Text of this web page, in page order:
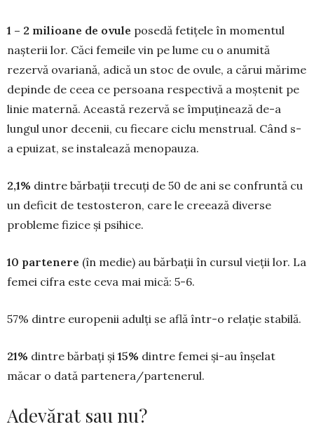
1 – 2 milioane de ovule posedă fetițele în momentul
nașterii lor. Căci femeile vin pe lume cu o anumită
rezervă ovariană, adică un stoc de ovule, a cărui mărime
depinde de ceea ce persoana respec­tivă a moștenit pe
linie maternă. Această rezervă se împuținează de-a
lungul unor decenii, cu fiecare ciclu menstrual. Când s-
a epuizat, se instalează me­nopauza.
2,1% dintre bărbații tre­cuți de 50 de ani se con­fruntă cu
un deficit de testo­steron, care le creează diverse
probleme fizice și psihice.
10 partenere (în medie) au bărbații în cursul vieții lor. La
femei cifra este ceva mai mică: 5-6.
57% dintre europenii adulți se află într-o relație stabilă.
21% dintre bărbați și 15% dintre femei și-au înșelat
măcar o dată partenera/partenerul.
Adevărat sau nu?